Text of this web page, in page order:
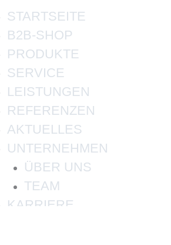
STARTSEITE
B2B-SHOP
PRODUKTE
SERVICE
LEISTUNGEN
REFERENZEN
AKTUELLES
UNTERNEHMEN
ÜBER UNS
TEAM
KARRIERE